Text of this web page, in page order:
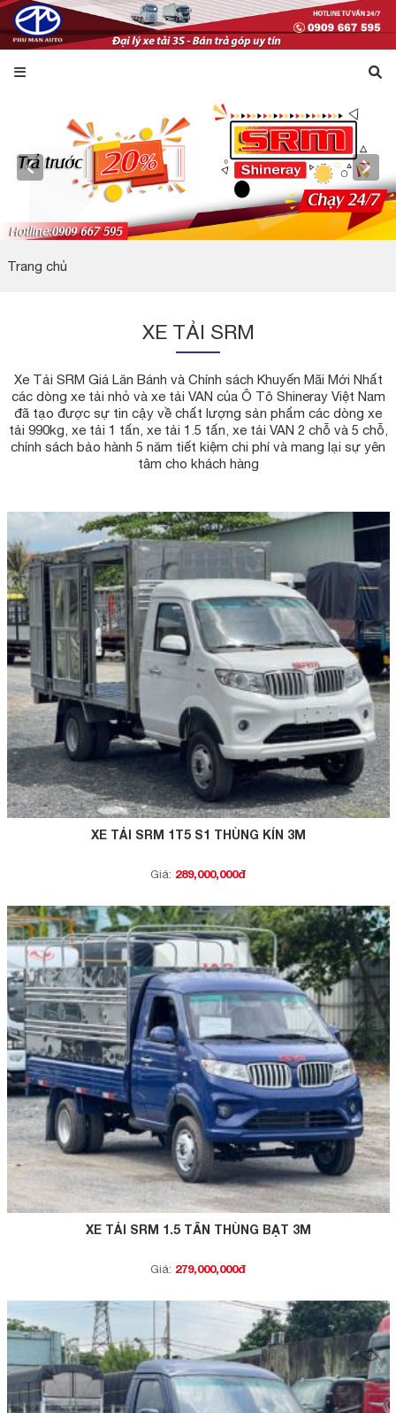
Trang chủ
XE TẢI SRM
Xe Tải SRM Giá Lăn Bánh và Chính sách Khuyến Mãi Mới Nhất
các dòng xe tải nhỏ và xe tải VAN của Ô Tô Shineray Việt Nam
đã tạo được sự tin cậy về chất lượng sản phẩm các dòng xe
tải 990kg, xe tải 1 tấn, xe tải 1.5 tấn, xe tải VAN 2 chỗ và 5 chỗ,
chính sách bảo hành 5 năm tiết kiệm chi phí và mang lại sự yên
tâm cho khách hàng
XE TẢI SRM 1T5 S1 THÙNG KÍN 3M
Giá: 289,000,000đ
XE TẢI SRM 1.5 TẤN THÙNG BẠT 3M
Giá: 279,000,000đ